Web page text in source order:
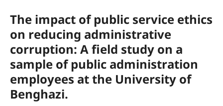
The impact of public service ethics
on reducing administrative
corruption: A field study on a
sample of public administration
employees at the University of
Benghazi.